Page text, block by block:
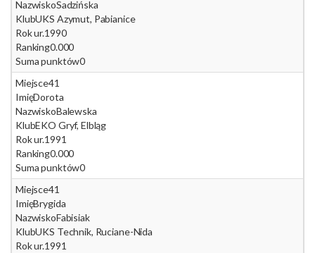
NazwiskoSadzińska
KlubUKS Azymut, Pabianice
Rok ur.1990
Ranking0.000
Suma punktów0
Miejsce41
ImięDorota
NazwiskoBalewska
KlubEKO Gryf, Elbląg
Rok ur.1991
Ranking0.000
Suma punktów0
Miejsce41
ImięBrygida
NazwiskoFabisiak
KlubUKS Technik, Ruciane-Nida
Rok ur.1991